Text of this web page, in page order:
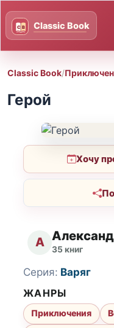
Classic Book/
Герой
Хочу
А 35 книг
Серия: Варяг
ЖАНРЫ
Приключения